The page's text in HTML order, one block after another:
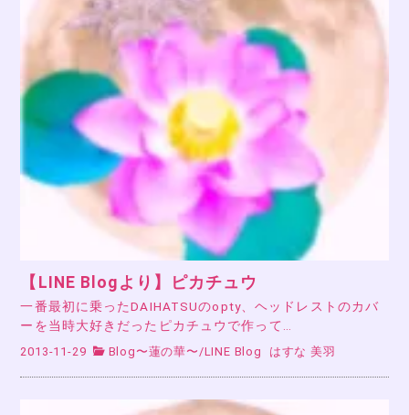
【LINE Blogより】ピカチュウ
一番最初に乗ったDAIHATSUのopty、ヘッドレストのカバ
ーを当時大好きだったピカチュウで作って…
2013-11-29 Blog〜蓮の華〜 /LINE Blog はすな 美羽